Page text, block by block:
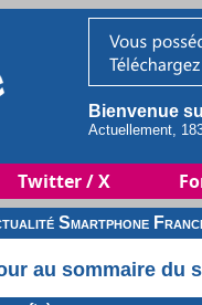
Bienvenue
Actuellement,
Twitter / X
Smartphone
au sommaire du